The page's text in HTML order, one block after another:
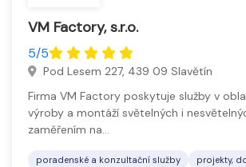
VM Factory, s.r.o.
5/5
Pod Lesem 227, 439 09 Slavětín
Firma VM Factory poskytuje služby v
výroby a montáží světelných i
zaměřením na…
poradenské a konzultační služby projekty,